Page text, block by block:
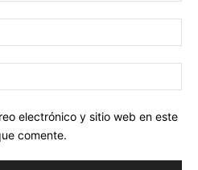
electrónico y sitio web en este
comente.